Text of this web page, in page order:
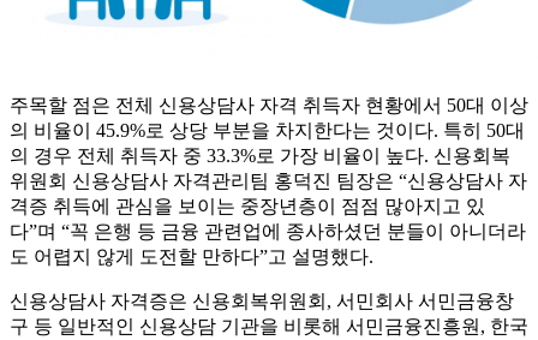
주목할 점은 전체 신용상담사 자격 취득자 현황에서 50대 이상
의 비율이 45.9%로 상당 부분을 차지한다는 것이다. 특히 50대
의 경우 전체 취득자 중 33.3%로 가장 비율이 높다. 신용회복
위원회 신용상담사 자격관리팀 홍덕진 팀장은 “신용상담사 자
격증 취득에 관심을 보이는 중장년층이 점점 많아지고 있
다”며 “꼭 은행 등 금융 관련업에 종사하셨던 분들이 아니더라
도 어렵지 않게 도전할 만하다”고 설명했다.
신용상담사 자격증은 신용회복위원회, 서민회사 서민금융창
구 등 일반적인 신용상담 기관을 비롯해 서민금융진흥원, 한국